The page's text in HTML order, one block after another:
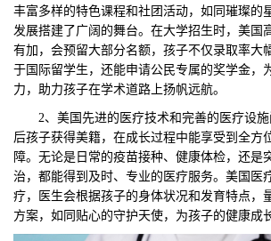
丰富多样的特色课程和社团活动，如同璀璨的
发展搭建了广阔的舞台。在大学招生时，美国
有加，会预留大部分名额，孩子不仅录取率大
于国际留学生，还能申请公民专属的奖学金，
力，助力孩子在学术道路上扬帆远航。
2、美国先进的医疗技术和完善的医疗设施
后孩子获得美籍，在成长过程中能享受到全方
障。无论是日常的疫苗接种、健康体检，还是
治，都能得到及时、专业的医疗服务。美国医
疗，医生会根据孩子的身体状况和发育特点，
方案，如同贴心的守护天使，为孩子的健康成